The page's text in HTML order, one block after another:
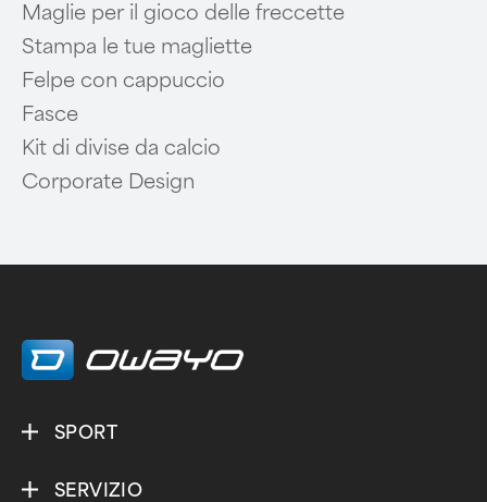
Maglie per il gioco delle freccette
Stampa le tue magliette
Felpe con cappuccio
Fasce
Kit di divise da calcio
Corporate Design
SPORT
SERVIZIO